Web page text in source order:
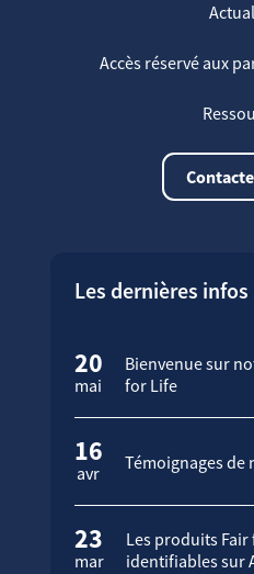
Accès réservé aux
Les dernières infos
20
mai
Bienvenue sur
for Life
16
avr Témoignages de
23
mar
Les produits
identifiables sur